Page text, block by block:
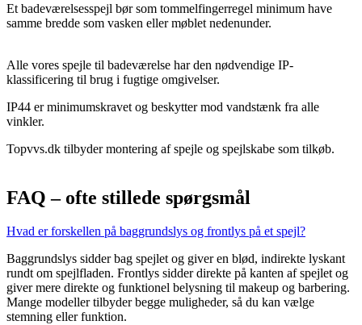
Et badeværelsesspejl bør som tommelfingerregel minimum have
samme bredde som vasken eller møblet nedenunder.
Alle vores spejle til badeværelse har den nødvendige IP-
klassificering til brug i fugtige omgivelser.
IP44 er minimumskravet og beskytter mod vandstænk fra alle
vinkler.
Topvvs.dk tilbyder montering af spejle og spejlskabe som tilkøb.
FAQ – ofte stillede spørgsmål
Hvad er forskellen på baggrundslys og frontlys på et spejl?
Baggrundslys sidder bag spejlet og giver en blød, indirekte lyskant
rundt om spejlfladen. Frontlys sidder direkte på kanten af spejlet og
giver mere direkte og funktionel belysning til makeup og barbering.
Mange modeller tilbyder begge muligheder, så du kan vælge
stemning eller funktion.